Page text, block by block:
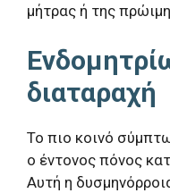
μήτρας ή της
διαταραχή
Το πιο κοινό
ο έντονος πόνος
Αυτή η